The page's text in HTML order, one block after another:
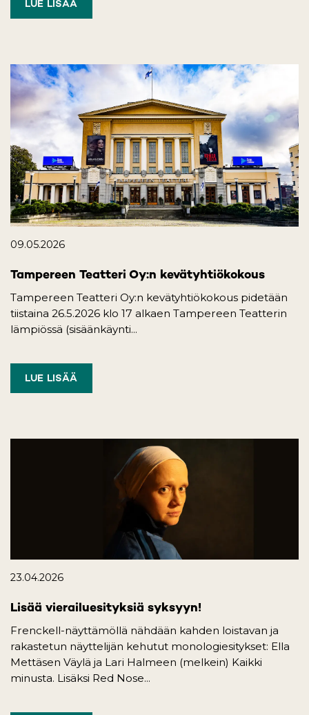
LUE LISÄÄ
09.05.2026
Tampereen Teatteri Oy:n kevätyhtiökokous
Tampereen Teatteri Oy:n kevätyhtiökokous pidetään
tiistaina 26.5.2026 klo 17 alkaen Tampereen Teatterin
lämpiössä (sisäänkäynti...
LUE LISÄÄ
23.04.2026
Lisää vierailuesityksiä syksyyn!
Frenckell-näyttämöllä nähdään kahden loistavan ja
rakastetun näyttelijän kehutut monologiesitykset: Ella
Mettäsen Väylä ja Lari Halmeen (melkein) Kaikki
minusta. Lisäksi Red Nose...